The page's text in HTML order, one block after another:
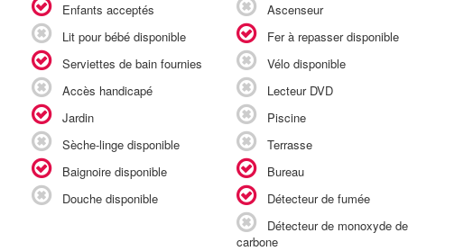
Enfants acceptés
Lit pour bébé disponible
Serviettes de bain fournies
Accès handicapé
Jardin
Sèche-linge disponible
Baignoire disponible
Douche disponible
Ascenseur
Fer à repasser disponible
Vélo disponible
Lecteur DVD
Piscine
Terrasse
Bureau
Détecteur de fumée
Détecteur de monoxyde de
carbone